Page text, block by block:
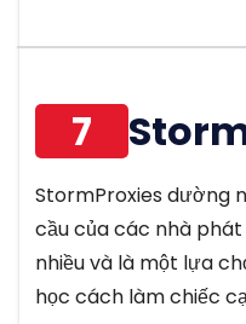
7
StormProxies dường
cầu của các nhà
nhiều và là một lựa
học cách làm chiếc